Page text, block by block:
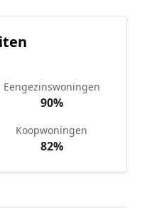
Eengezinswoningen
90%
Koopwoningen
82%